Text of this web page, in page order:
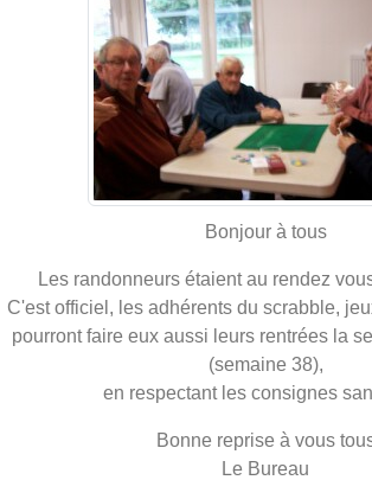
Bonjour à tous
Les randonneurs étaient au rendez
C'est officiel, les adhérents du scrabble,
pourront faire eux aussi leurs rentrées la
(semaine 38),
en respectant les consignes
Bonne reprise à vous
Le Bureau